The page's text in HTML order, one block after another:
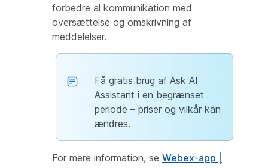
forbedre al kommunikation med
oversættelse og omskrivning af
meddelelser.
Få gratis brug af Ask AI
Assistant i en begrænset
periode – priser og vilkår kan
ændres.
For mere information, se Webex-app |